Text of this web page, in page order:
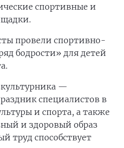
спортивные и
провели спортивно-
бодрости» для детей
—
специалистов в
и спорта, а также
и здоровый образ
труд способствует